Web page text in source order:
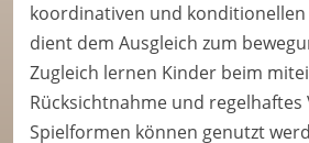
koordinativen und konditionellen
dient dem Ausgleich zum
Zugleich lernen Kinder beim
Rücksichtnahme und regelhaftes
Spielformen können genutzt